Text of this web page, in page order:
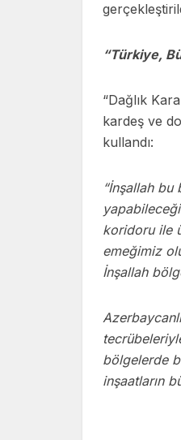
“Türkiye,
“Dağlık
kardeş ve
kullandı:
“İnşallah
koridoru ile
emeğimiz
İnşallah
bölgelerde
inşaatların